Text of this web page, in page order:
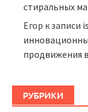
стиральных
Егор к записи
продвижения
РУБРИКИ